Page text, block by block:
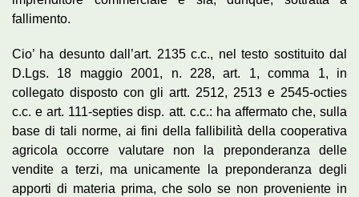
fallimento.
Cio’ ha desunto dall’art. 2135 c.c., nel testo sostituito dal
D.Lgs. 18 maggio 2001, n. 228, art. 1, comma 1, in
collegato disposto con gli artt. 2512, 2513 e 2545-octies
c.c. e art. 111-septies disp. att. c.c.: ha affermato che, sulla
base di tali norme, ai fini della fallibilità della cooperativa
agricola occorre valutare non la preponderanza delle
vendite a terzi, ma unicamente la preponderanza degli
apporti di materia prima, che solo se non proveniente in